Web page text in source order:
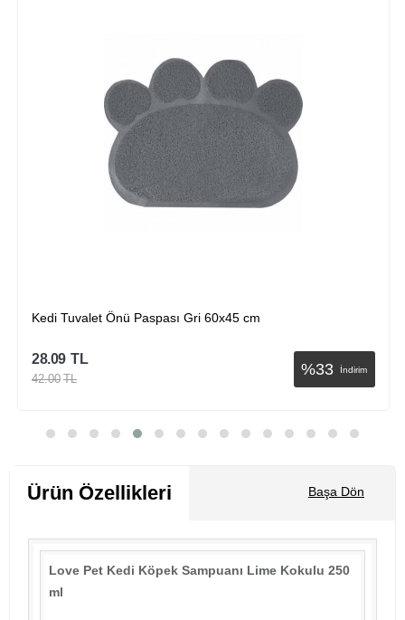
Almış olduğunuz ürünlerde müşteri memnuniyeti kapsamında ambalajı
ve orijinalliğinin bozulmamış olmaması kaydı ile 7 gün içerisinde iade
alınabilmektedir. Sağlık, bakım ürünleri bu kapsam içerisinde değildir.
Akvaryum ürünlerinin (filtreler, pompalar, akvaryumlar ) kullanılması
halinde iadesi alınmamaktadır.
Kedi Tuvalet Önü Paspası Kırmızı 60x45 cm
%33 İndirim
28.09 TL
42.00 TL
Ürün Özellikleri Başa Dön
Love Pet Kedi Köpek Sampuanı Lime Kokulu 250
ml